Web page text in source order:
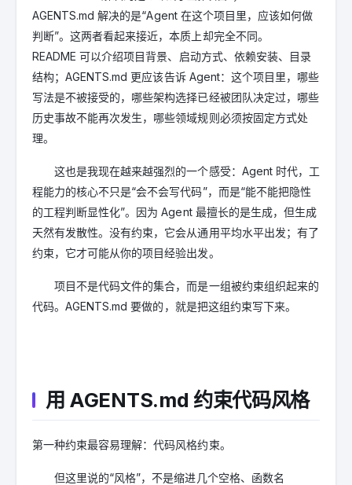
AGENTS.md 解决的是“Agent 在这个项目里，应该如何做
判断”。这两者看起来接近，本质上却完全不同。
README 可以介绍项目背景、启动方式、依赖安装、目录
结构；AGENTS.md 更应该告诉 Agent：这个项目里，哪些
写法是不被接受的，哪些架构选择已经被团队决定过，哪些
历史事故不能再次发生，哪些领域规则必须按固定方式处
理。
这也是我现在越来越强烈的一个感受：Agent 时代，工
程能力的核心不只是“会不会写代码”，而是“能不能把隐性
的工程判断显性化”。因为 Agent 最擅长的是生成，但生成
天然有发散性。没有约束，它会从通用平均水平出发；有了
约束，它才可能从你的项目经验出发。
项目不是代码文件的集合，而是一组被约束组织起来的
代码。AGENTS.md 要做的，就是把这组约束写下来。
用 AGENTS.md 约束代码风格
第一种约束最容易理解：代码风格约束。
但这里说的“风格”，不是缩进几个空格、函数名